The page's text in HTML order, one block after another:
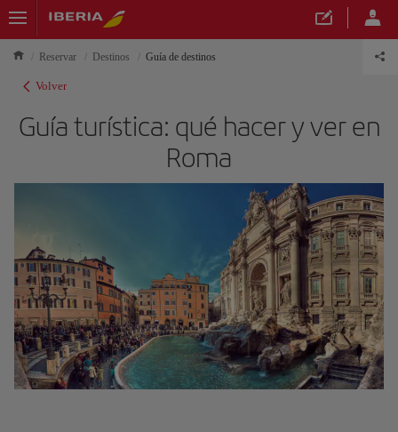
Reservar Destinos Guía de destinos
Volver
Guía turística: qué hacer y ver en
Roma